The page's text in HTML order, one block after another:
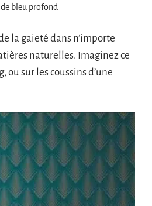
bleu profond
la gaieté dans n’importe
naturelles. Imaginez ce
sur les coussins d’une